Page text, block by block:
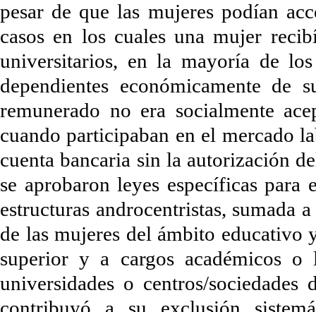
pesar de que las mujeres podían
casos en los cuales una mujer
universitarios, en la mayoría de
dependientes económicamente
remunerado no era socialmente
cuando participaban en el mercado
cuenta bancaria sin la autorización
se aprobaron leyes específicas para
estructuras androcentristas,
de las mujeres del ámbito educativo
superior y a cargos académicos o
universidades o centros/